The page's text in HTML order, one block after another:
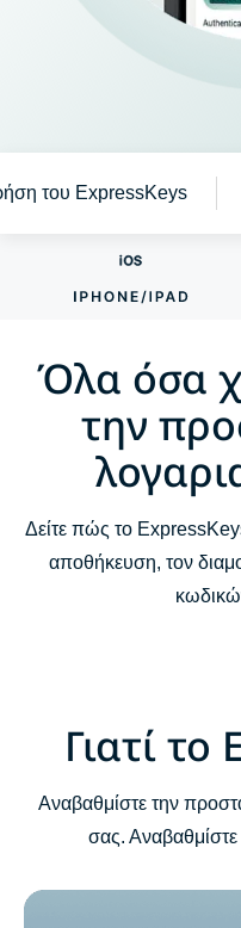
του ExpressKeys
Όλα όσα
Γιατί το ExpressKeys;
Έξυπνες λειτουργίες,
Ξεκινήστε τη χρήση
Κατεβάστε το
Αποκτήστε ένα δωρεάν
Όλα όσα
την
Δείτε πώς το
αποθήκευση, τον
Γιατί το
Αναβαθμίστε την
σας.